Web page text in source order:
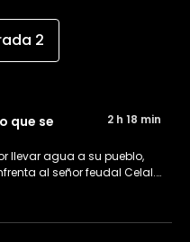
2
que se
2 h 18 min
llevar agua a su pueblo,
al señor feudal Celal.
el destino reúne a los hijos